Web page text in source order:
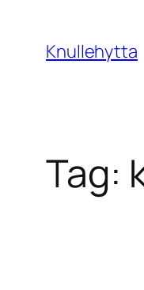
content
Knullehytta
Tag: